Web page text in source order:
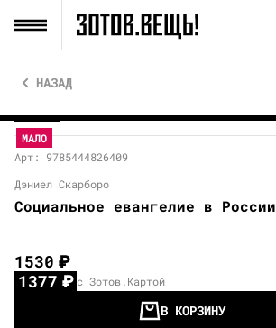
НАЗАД
МАЛО
Арт: 9785444826409
Дэниел Скарборо
Социальное евангелие в России
1530₽
1377₽ с Зотов.Картой
В КОРЗИНУ